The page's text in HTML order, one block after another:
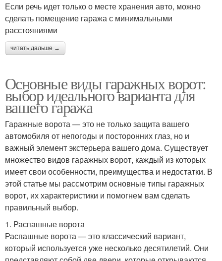
Если речь идет только о месте хранения авто, можно
сделать помещение гаража с минимальными
расстояниями
читать дальше →
Основные виды гаражных ворот:
выбор идеального варианта для
вашего гаража
Гаражные ворота — это не только защита вашего
автомобиля от непогоды и посторонних глаз, но и
важный элемент экстерьера вашего дома. Существует
множество видов гаражных ворот, каждый из которых
имеет свои особенности, преимущества и недостатки. В
этой статье мы рассмотрим основные типы гаражных
ворот, их характеристики и помогнем вам сделать
правильный выбор.
1. Распашные ворота
Распашные ворота — это классический вариант,
который используется уже несколько десятилетий. Они